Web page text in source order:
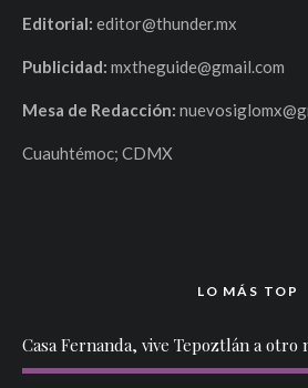
Editorial: editor@thunder.mx
Publicidad: mxtheguide@gmail.com
Mesa de Redacción:
Cuauhtémoc; CDMX
LO MÁS TOP
Casa Fernanda, vive Tepoztlán a otro